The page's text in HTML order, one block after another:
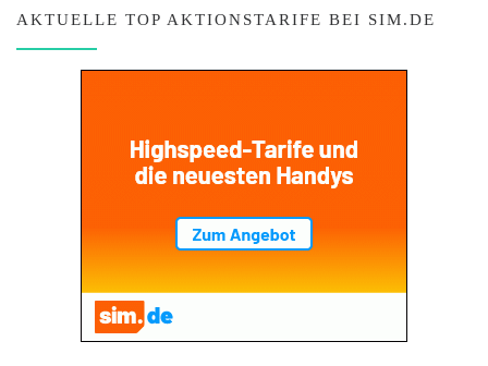
AKTUELLE TOP AKTIONSTARIFE BEI SIM.DE